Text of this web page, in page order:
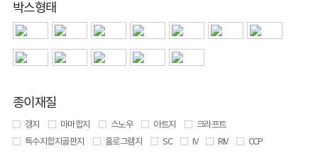
박스형태
종이재질
갱지 마마합지 스노우 아트지
크라프트
특수지합지골판지
홀로그램지 SC IV RIV
CCP